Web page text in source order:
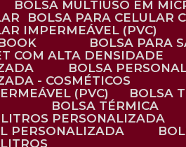
BOLSA MULTIUSO EM
BOLSA PARA CELULAR
IMPERMEÁVEL (PVC)
BOLSA PARA
COM ALTA DENSIDADE
BOLSA
- COSMÉTICOS
(PVC)
BOLSA
BOLSA TÉRMICA
LITROS PERSONALIZADA
L PERSONALIZADA